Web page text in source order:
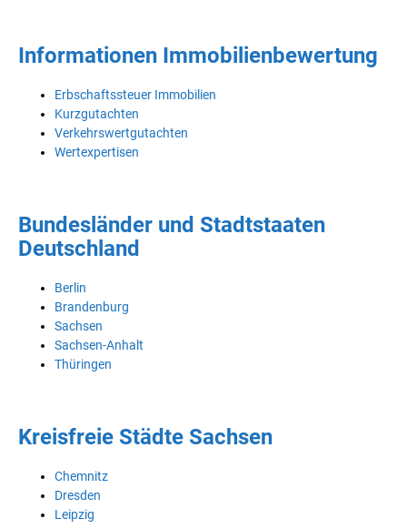
Informationen Immobilienbewertung
Erbschaftssteuer Immobilien
Kurzgutachten
Verkehrswertgutachten
Wertexpertisen
Bundesländer und Stadtstaaten
Deutschland
Berlin
Brandenburg
Sachsen
Sachsen-Anhalt
Thüringen
Kreisfreie Städte Sachsen
Chemnitz
Dresden
Leipzig